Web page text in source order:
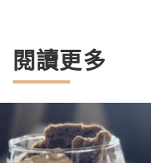
閱讀更多